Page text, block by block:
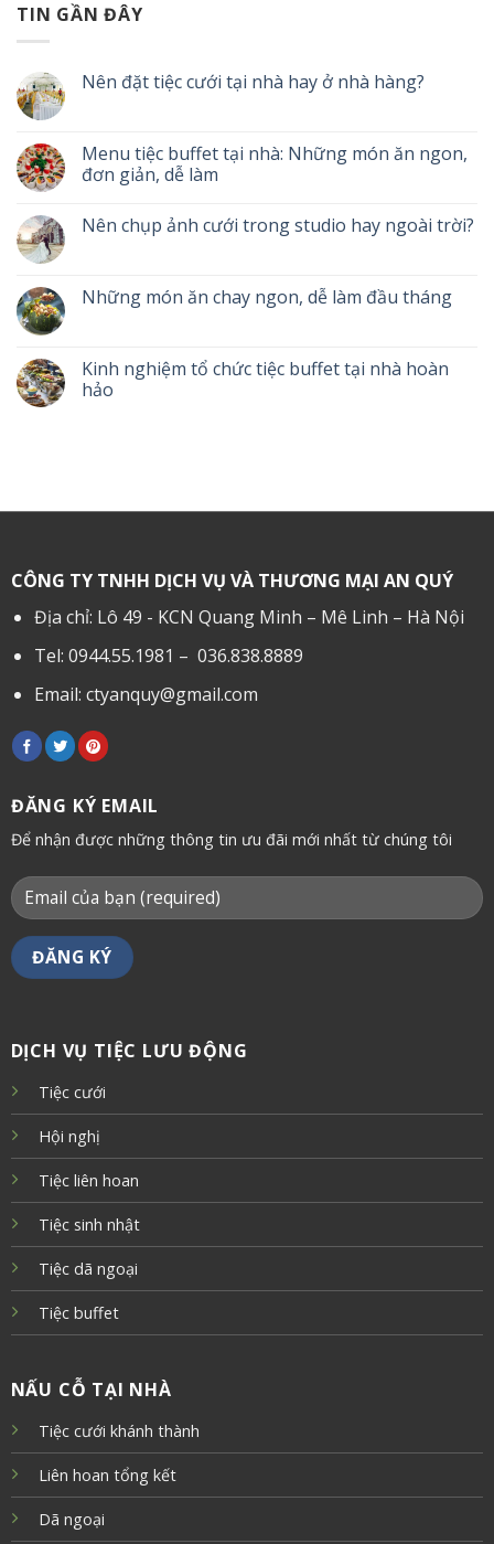
TIN GẦN ĐÂY
Nên đặt tiệc cưới tại nhà hay ở nhà hàng?
Menu tiệc buffet tại nhà: Những món ăn ngon,
đơn giản, dễ làm
Nên chụp ảnh cưới trong studio hay ngoài trời?
Những món ăn chay ngon, dễ làm đầu tháng
Kinh nghiệm tổ chức tiệc buffet tại nhà hoàn
hảo
CÔNG TY TNHH DỊCH VỤ VÀ THƯƠNG MẠI AN QUÝ
Địa chỉ: Lô 49 - KCN Quang Minh – Mê Linh – Hà Nội
Tel: 0944.55.1981 – 036.838.8889
Email: ctyanquy@gmail.com
DỊCH VỤ TIỆC LƯU ĐỘNG
Tiệc cưới
Hội nghị
Tiệc liên hoan
Tiệc sinh nhật
Tiệc dã ngoại
Tiệc buffet
NẤU CỖ TẠI NHÀ
Tiệc cưới khánh thành
Liên hoan tổng kết
Dã ngoại
ĐĂNG KÝ EMAIL
Để nhận được những thông tin ưu đãi mới nhất từ chúng tôi